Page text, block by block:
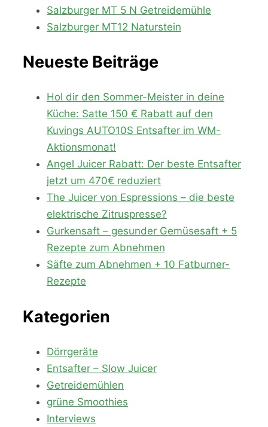
Salzburger MT 5 N Getreidemühle
Salzburger MT12 Naturstein
Neueste Beiträge
Hol dir den Sommer-Meister in deine
Küche: Satte 150 € Rabatt auf den
Kuvings AUTO10S Entsafter im WM-
Aktionsmonat!
Angel Juicer Rabatt: Der beste Entsafter
jetzt um 470€ reduziert
The Juicer von Espressions – die beste
elektrische Zitruspresse?
Gurkensaft – gesunder Gemüsesaft + 5
Rezepte zum Abnehmen
Säfte zum Abnehmen + 10 Fatburner-
Rezepte
Kategorien
Dörrgeräte
Entsafter – Slow Juicer
Getreidemühlen
grüne Smoothies
Interviews